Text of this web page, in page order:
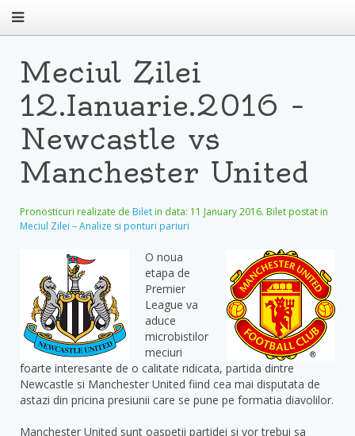
Meciul Zilei
12.Ianuarie.2016 –
Newcastle vs
Manchester United
Pronosticuri realizate de Bilet in data: 11 January 2016. Bilet postat in
Meciul Zilei – Analize si ponturi pariuri
O noua
etapa de
Premier
League va
aduce
microbistilor
meciuri
foarte interesante de o calitate ridicata, partida dintre
Newcastle si Manchester United fiind cea mai disputata de
astazi din pricina presiunii care se pune pe formatia diavolilor.
Manchester United sunt oaspetii partidei si vor trebui sa